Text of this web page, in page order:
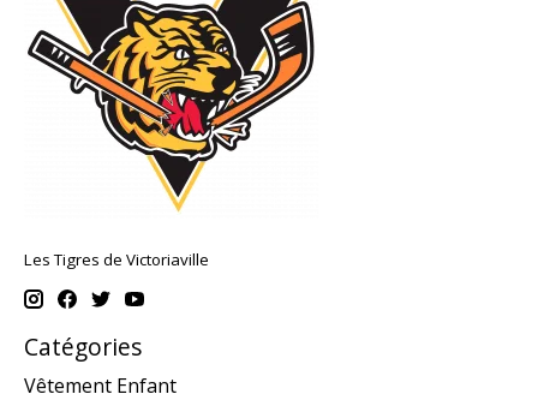
Les Tigres de Victoriaville
Catégories
Vêtement Enfant